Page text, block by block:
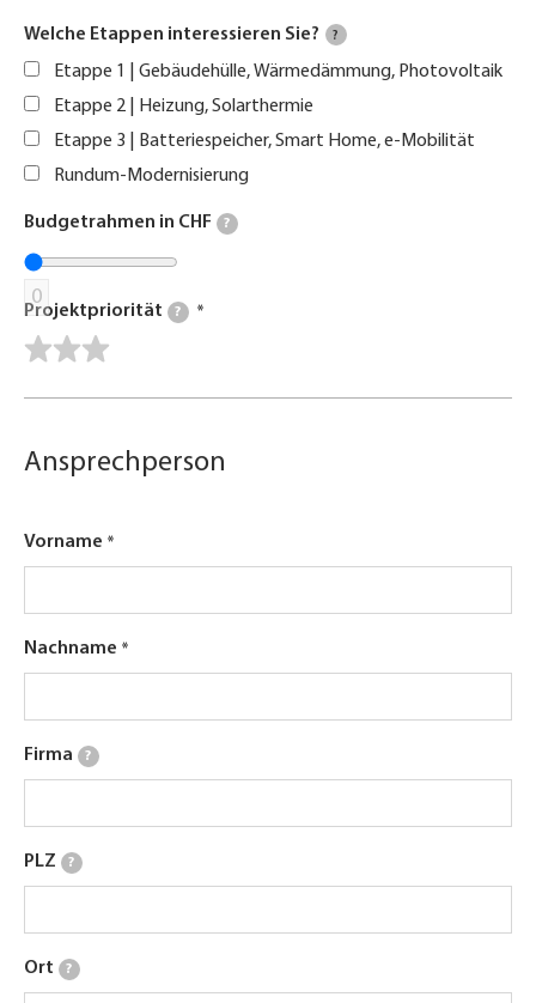
Welche Etappen interessieren Sie? ?
Etappe 1 | Gebäudehülle, Wärmedämmung, Photovoltaik
Etappe 2 | Heizung, Solarthermie
Etappe 3 | Batteriespeicher, Smart Home, e-Mobilität
Rundum-Modernisierung
Budgetrahmen in CHF ?
0
Projektpriorität ?
Ansprechperson
Vorname
Nachname
Firma ?
PLZ ?
Ort ?